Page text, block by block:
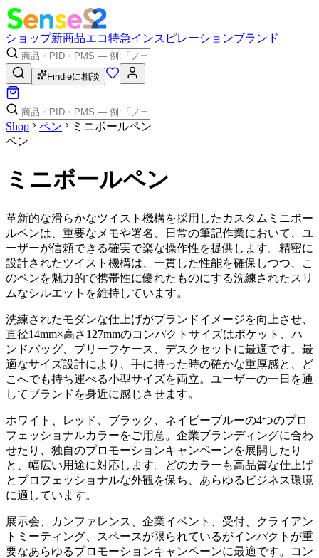
ショップ新商品エコ特急インスピレーションブランド
Findieに相談
Shop ペン
ミニボールペン
ペン
ミニボールペン
革新的な滑らかなツイスト機構を採用したカスタムミニボー
ルペンは、重要なメモや署名、日常の筆記作業において、ユ
ーザーが信頼できる確実で楽な操作性を提供します。精密に
設計されたツイスト機構は、一貫した性能を確保しつつ、こ
のペンを魅力的で携帯性に優れたものにする洗練されたスリ
ムなシルエットを維持しています。
洗練されたモダンな仕上げがブランドイメージを向上させ、
直径14mm×高さ127mmのコンパクトサイズはポケット、ハ
ンドバッグ、ブリーフケース、デスクセットに最適です。最
適なサイズ設計により、手に持った時の確かな重厚感と、ど
こへでも持ち運べる小型サイズを両立。ユーザーの一日を通
してブランドを身近に感じさせます。
ホワイト、レッド、ブラック、ネイビーブルーの4つのプロ
フェッショナルカラーをご用意。企業ブランディングに合わ
せたり、独自のプロモーションキャンペーンを展開したり
と、幅広い用途に対応します。どのカラーも高品質な仕上げ
とプロフェッショナルな外観を保ち、あらゆるビジネス環境
に適しています。
展示会、カンファレンス、企業イベント、受付、クライアン
トミーティング、スペースが限られているがインパクトが重
要なあらゆるプロモーションキャンペーンに最適です。コン